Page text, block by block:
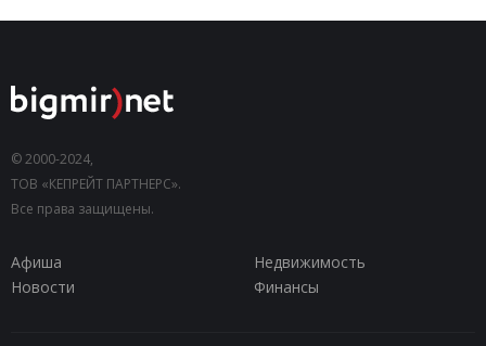
© 2000-2024,
ТОВ «КЕПРЕЙТ ПАРТНЕРС».
Все права защищены.
Афиша
Недвижимость
Новости
Финансы